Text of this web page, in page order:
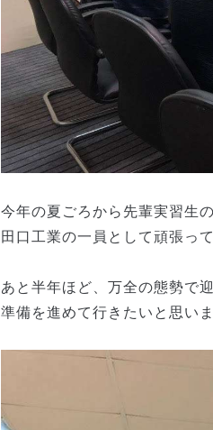
今年の夏ごろから先輩実習生
田口工業の一員として頑張っ
あと半年ほど、万全の態勢で
準備を進めて行きたいと思い